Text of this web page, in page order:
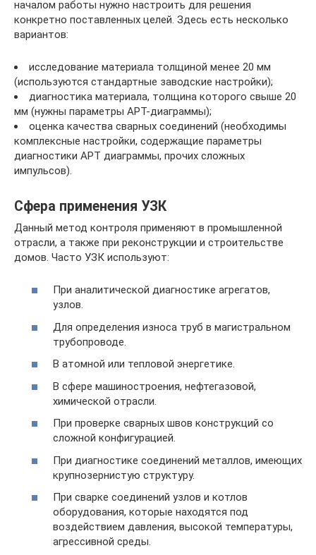
началом работы нужно настроить для решения
конкретно поставленных целей. Здесь есть несколько
вариантов:
исследование материала толщиной менее 20 мм
(используются стандартные заводские настройки);
диагностика материала, толщина которого свыше 20
мм (нужны параметры АРТ-диаграммы);
оценка качества сварных соединений (необходимы
комплексные настройки, содержащие параметры
диагностики АРТ диаграммы, прочих сложных
импульсов).
Сфера применения УЗК
Данный метод контроля применяют в промышленной
отрасли, а также при реконструкции и строительстве
домов. Часто УЗК используют:
При аналитической диагностике агрегатов,
узлов.
Для определения износа труб в магистральном
трубопроводе.
В атомной или тепловой энергетике.
В сфере машиностроения, нефтегазовой,
химической отрасли.
При проверке сварных швов конструкций со
сложной конфигурацией.
При диагностике соединений металлов, имеющих
крупнозернистую структуру.
При сварке соединений узлов и котлов
оборудования, которые находятся под
воздействием давления, высокой температуры,
агрессивной среды.